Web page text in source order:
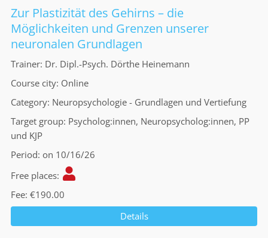
Zur Plastizität des Gehirns – die
Möglichkeiten und Grenzen unserer
neuronalen Grundlagen
Trainer Dr. Dipl.-Psych. Dörthe Heinemann
Course city Online
Category Neuropsychologie - Grundlagen und Vertiefung
Target group Psycholog:innen, Neuropsycholog:innen, PP
und KJP
Period on 10/16/26
Free places
Fee €190.00
Details